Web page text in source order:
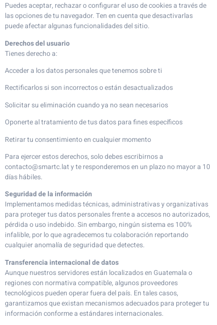
Puedes aceptar, rechazar o configurar el uso de cookies a través de
las opciones de tu navegador. Ten en cuenta que desactivarlas
puede afectar algunas funcionalidades del sitio.
Derechos del usuario
Tienes derecho a:
Acceder a los datos personales que tenemos sobre ti
Rectificarlos si son incorrectos o están desactualizados
Solicitar su eliminación cuando ya no sean necesarios
Oponerte al tratamiento de tus datos para fines específicos
Retirar tu consentimiento en cualquier momento
Para ejercer estos derechos, solo debes escribirnos a
contacto@smartc.lat y te responderemos en un plazo no mayor a 10
días hábiles.
Seguridad de la información
Implementamos medidas técnicas, administrativas y organizativas
para proteger tus datos personales frente a accesos no autorizados,
pérdida o uso indebido. Sin embargo, ningún sistema es 100%
infalible, por lo que agradecemos tu colaboración reportando
cualquier anomalía de seguridad que detectes.
Transferencia internacional de datos
Aunque nuestros servidores están localizados en Guatemala o
regiones con normativa compatible, algunos proveedores
tecnológicos pueden operar fuera del país. En tales casos,
garantizamos que existan mecanismos adecuados para proteger tu
información conforme a estándares internacionales.